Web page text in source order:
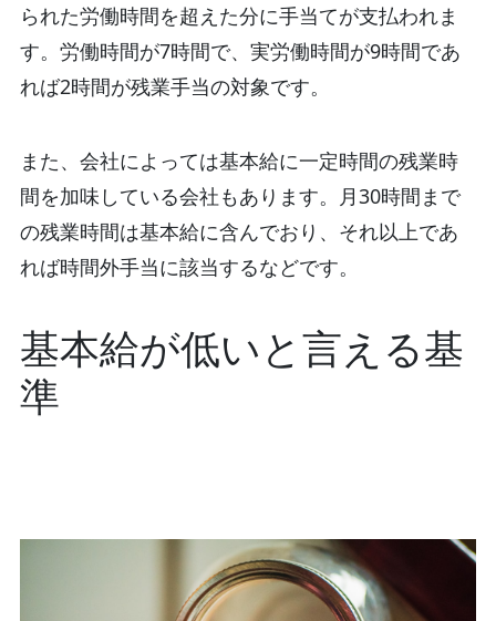
られた労働時間を超えた分に手当てが支払われま
す。労働時間が7時間で、実労働時間が9時間であ
れば2時間が残業手当の対象です。
また、会社によっては基本給に一定時間の残業時
間を加味している会社もあります。月30時間まで
の残業時間は基本給に含んでおり、それ以上であ
れば時間外手当に該当するなどです。
基本給が低いと言える基
準